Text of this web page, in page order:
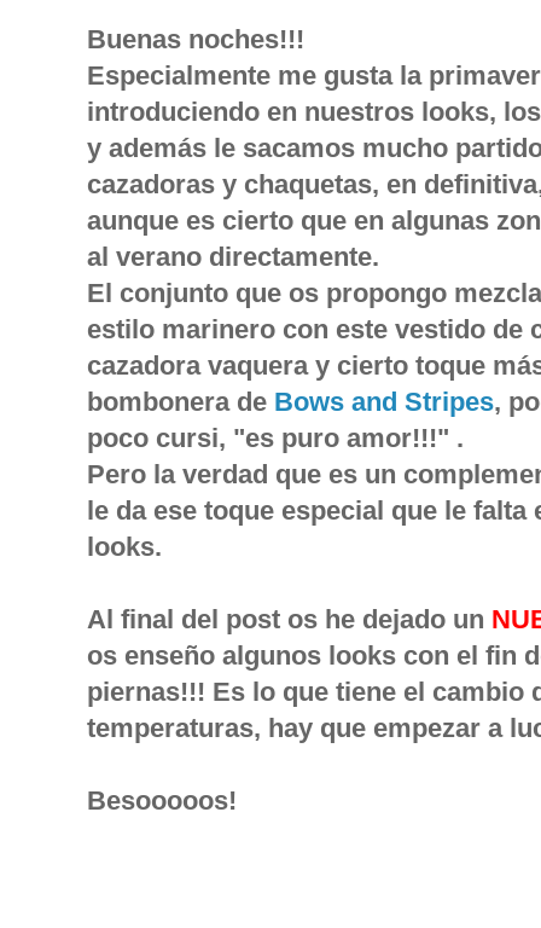
Buenas noches!!!
Especialmente me gusta la
introduciendo en nuestros looks,
y además le sacamos mucho
cazadoras y chaquetas, en
aunque es cierto que en algunas
al verano directamente.
El conjunto que os propongo
estilo marinero con este vestido de
cazadora vaquera y cierto toque
bombonera de Bows and Stripes,
poco cursi, "es puro amor!!!" .
Pero la verdad que es un
le da ese toque especial que le
looks.
Al final del post os he dejado un
os enseño algunos looks con el fin
piernas!!! Es lo que tiene el cambio
temperaturas, hay que empezar a
Besooooos!